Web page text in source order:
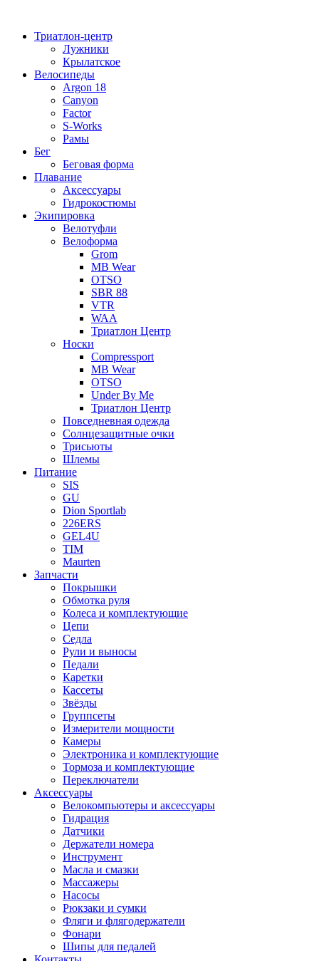
содержимому
Триатлон-центр
Лужники
Крылатское
Велосипеды
Argon 18
Canyon
Factor
S-Works
Рамы
Бег
Беговая форма
Плавание
Аксессуары
Гидрокостюмы
Экипировка
Велотуфли
Велоформа
Grom
MB Wear
OTSO
SBR 88
VTR
WAA
Триатлон Центр
Носки
Compressport
MB Wear
OTSO
Under By Me
Триатлон Центр
Повседневная одежда
Солнцезащитные очки
Трисьюты
Шлемы
Питание
SIS
GU
Dion Sportlab
226ERS
GEL4U
TIM
Maurten
Запчасти
Покрышки
Обмотка руля
Колеса и комплектующие
Цепи
Седла
Рули и выносы
Педали
Каретки
Кассеты
Звёзды
Группсеты
Измерители мощности
Камеры
Электроника и комплектующие
Тормоза и комплектующие
Переключатели
Аксессуары
Велокомпьютеры и аксессуары
Гидрация
Датчики
Держатели номера
Инструмент
Масла и смазки
Массажеры
Насосы
Рюкзаки и сумки
Фляги и флягодержатели
Фонари
Шипы для педалей